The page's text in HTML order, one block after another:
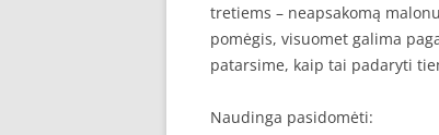
tretiems – neapsakomą
pomėgis, visuomet galima
patarsime, kaip tai padaryti
Naudinga pasidomėti: